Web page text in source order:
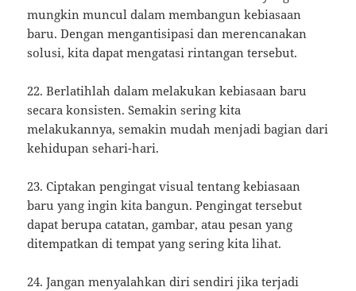
mungkin muncul dalam membangun kebiasaan
baru. Dengan mengantisipasi dan merencanakan
solusi, kita dapat mengatasi rintangan tersebut.
22. Berlatihlah dalam melakukan kebiasaan baru
secara konsisten. Semakin sering kita
melakukannya, semakin mudah menjadi bagian dari
kehidupan sehari-hari.
23. Ciptakan pengingat visual tentang kebiasaan
baru yang ingin kita bangun. Pengingat tersebut
dapat berupa catatan, gambar, atau pesan yang
ditempatkan di tempat yang sering kita lihat.
24. Jangan menyalahkan diri sendiri jika terjadi